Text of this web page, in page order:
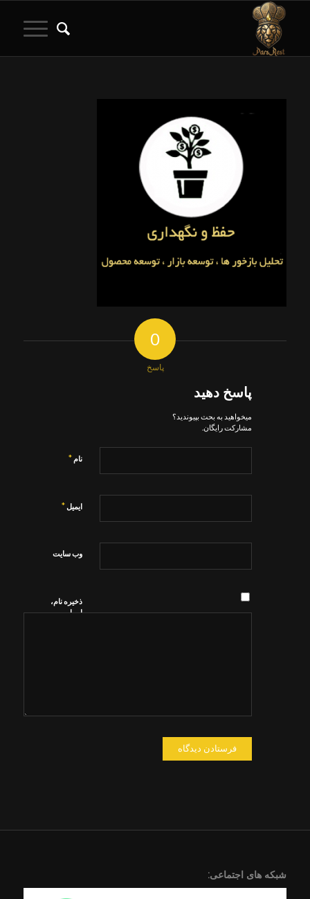
0
پاسخ
پاسخ دهید
میخواهید به بحث بپیوندید؟
مشارکت رایگان.
نام *
ایمیل *
وب‌ سایت
ذخیره نام،
ایمیل و
شبکه های اجتماعی: